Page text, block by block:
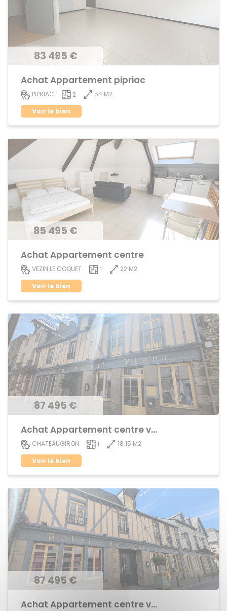
83 495 €
Achat Appartement pipriac
PIPRIAC 2
54 M2
Voir le bien
85 495 €
Achat Appartement centre
VEZIN LE COQUET 1
22 M2
Voir le bien
87 495 €
Achat Appartement centre ville
CHATEAUGIRON 1
18.15 M2
Voir le bien
87 495 €
Achat Appartement centre ville